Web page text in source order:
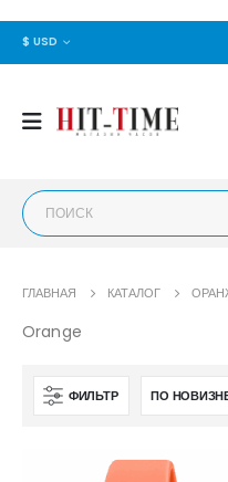
$ USD
ГЛАВНАЯ КАТАЛОГ
Orange
ФИЛЬТР